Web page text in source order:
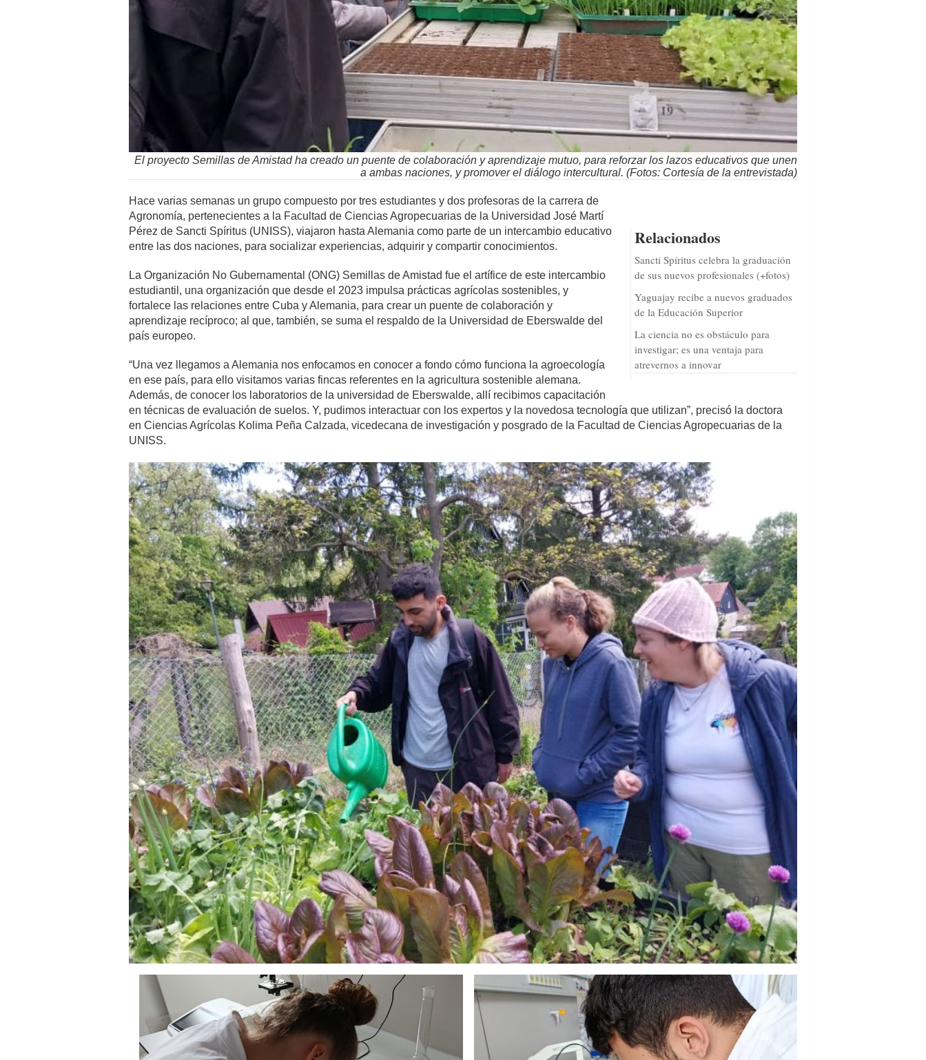
El proyecto Semillas de Amistad ha creado un puente de colaboración y aprendizaje mutuo, para reforzar los lazos educativos que unen
a ambas naciones, y promover el diálogo intercultural. (Fotos: Cortesía de la entrevistada)
Relacionados
Sancti Spíritus celebra la graduación
de sus nuevos profesionales (+fotos)
Yaguajay recibe a nuevos graduados
de la Educación Superior
La ciencia no es obstáculo para
investigar; es una ventaja para
atrevernos a innovar
Hace varias semanas un grupo compuesto por tres estudiantes y dos profesoras de la carrera de
Agronomía, pertenecientes a la Facultad de Ciencias Agropecuarias de la Universidad José Martí
Pérez de Sancti Spíritus (UNISS), viajaron hasta Alemania como parte de un intercambio educativo
entre las dos naciones, para socializar experiencias, adquirir y compartir conocimientos.
La Organización No Gubernamental (ONG) Semillas de Amistad fue el artífice de este intercambio
estudiantil, una organización que desde el 2023 impulsa prácticas agrícolas sostenibles, y
fortalece las relaciones entre Cuba y Alemania, para crear un puente de colaboración y
aprendizaje recíproco; al que, también, se suma el respaldo de la Universidad de Eberswalde del
país europeo.
“Una vez llegamos a Alemania nos enfocamos en conocer a fondo cómo funciona la agroecología
en ese país, para ello visitamos varias fincas referentes en la agricultura sostenible alemana.
Además, de conocer los laboratorios de la universidad de Eberswalde, allí recibimos capacitación
en técnicas de evaluación de suelos. Y, pudimos interactuar con los expertos y la novedosa tecnología que utilizan”, precisó la doctora
en Ciencias Agrícolas Kolima Peña Calzada, vicedecana de investigación y posgrado de la Facultad de Ciencias Agropecuarias de la
UNISS.